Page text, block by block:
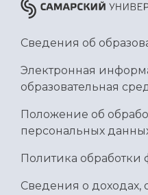
Сведения об
Электронная
образовательная
Положение об
персональных
Политика обработки
Сведения о доходах,